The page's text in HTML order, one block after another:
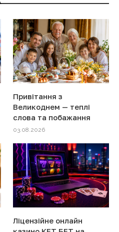
Привітання з
Великоднем — теплі
слова та побажання
03.08.2026
Ліцензійне онлайн